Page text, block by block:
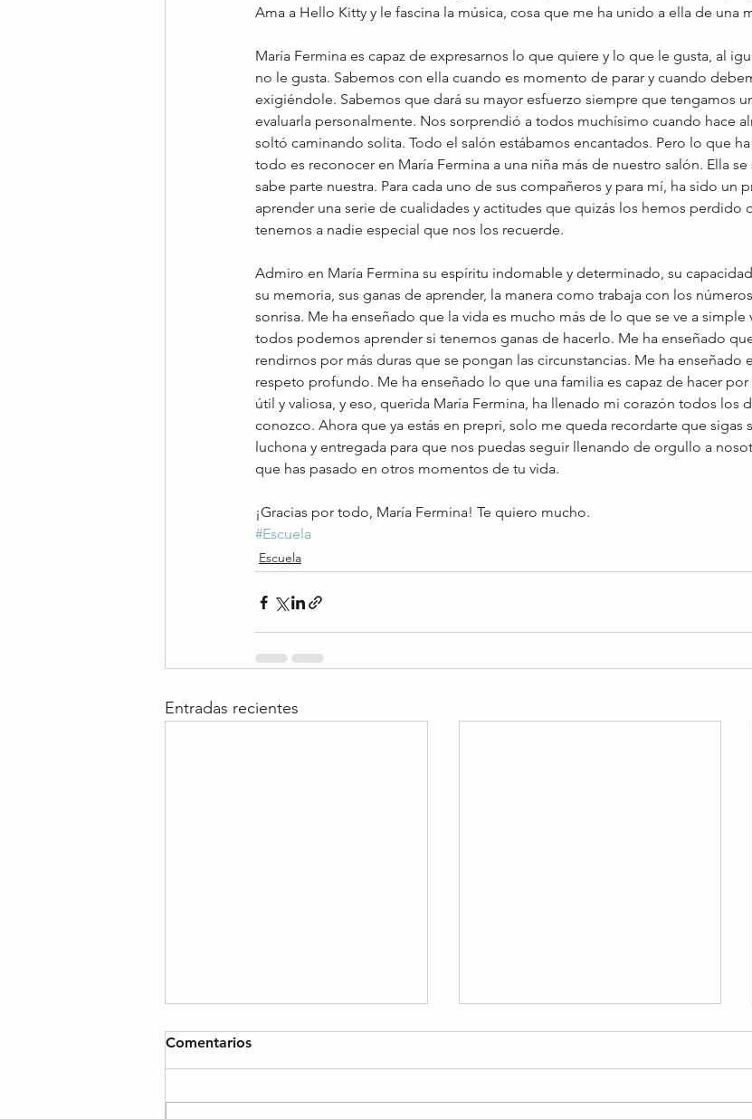
Ama a Hello Kitty y le fascina la música, cosa que me ha unido a ella de una
María Fermina es capaz de expresarnos lo que quiere y lo que le gusta, al
no le gusta. Sabemos con ella cuando es momento de parar y cuando
exigiéndole. Sabemos que dará su mayor esfuerzo siempre que tengamos
evaluarla personalmente. Nos sorprendió a todos muchísimo cuando hace
soltó caminando solita. Todo el salón estábamos encantados. Pero lo que
todo es reconocer en María Fermina a una niña más de nuestro salón. Ella
sabe parte nuestra. Para cada uno de sus compañeros y para mí, ha sido un
aprender una serie de cualidades y actitudes que quizás los hemos perdido
tenemos a nadie especial que nos los recuerde.
Admiro en María Fermina su espíritu indomable y determinado, su
su memoria, sus ganas de aprender, la manera como trabaja con los
sonrisa. Me ha enseñado que la vida es mucho más de lo que se ve a simple
todos podemos aprender si tenemos ganas de hacerlo. Me ha enseñado
rendirnos por más duras que se pongan las circunstancias. Me ha enseñado
respeto profundo. Me ha enseñado lo que una familia es capaz de hacer
útil y valiosa, y eso, querida María Fermina, ha llenado mi corazón todos los
conozco. Ahora que ya estás en prepri, solo me queda recordarte que sigas
luchona y entregada para que nos puedas seguir llenando de orgullo a
que has pasado en otros momentos de tu vida.
¡Gracias por todo, María Fermina! Te quiero mucho.
#Escuela
Escuela
Entradas recientes
Comentarios